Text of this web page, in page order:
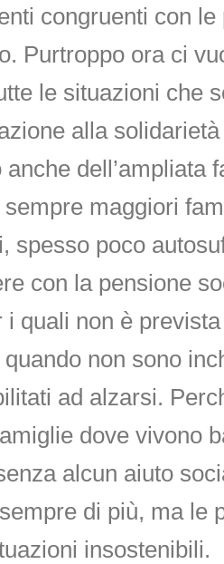
congruenti con
Purtroppo ora ci
le situazioni che
alla
dell’ampliata
maggiori
spesso poco
con la pensione
i quali non è
non sono
ad alzarsi.
dove vivono
alcun aiuto
di più, ma le
insostenibili.